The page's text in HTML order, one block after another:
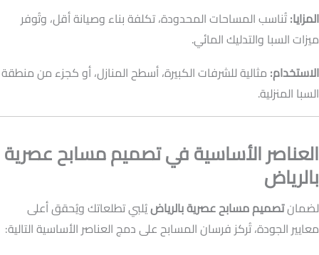
المزايا:تُناسب المساحات المحدودة، تكلفة بناء وصيانة أقل، وتُوفر
ميزات السبا والتدليك المائي.
الاستخدام: مثالية للشرفات الكبيرة، أسطح المنازل، أو كجزء من منطقة
السبا المنزلية.
العناصر الأساسية في تصميم مسابح عصرية
بالرياض
لضمانتصميم مسابح عصرية بالرياضيُلبي تطلعاتك ويُحقق أعلى
معايير الجودة، تُركز فرسان المسابح على دمج العناصر الأساسية التالية: